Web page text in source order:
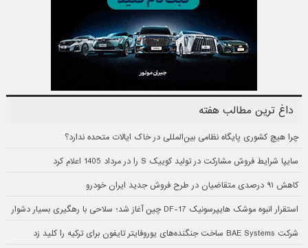
داغ ترین مطالب هفته
چرا هیچ کشوری پایگاه نظامی بین‌المللی در خاک ایالات متحده ندارد؟
سایپا شرایط فروش مشارکت در تولید کوییک S را در مرداد 1405 اعلام کرد
کاهش ۹۱ درصدی متقاضیان در طرح فروش جدید ایران خودرو
استقرار انبوه موشک هایپرسونیک DF-17 چین آغاز شد؛ سلاحی با رهگیری بسیار دشوار
شرکت BAE Systems ساخت جنگنده‌های یوروفایتر تایفون برای ترکیه را کلید زد